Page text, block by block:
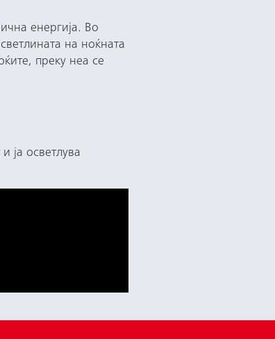
енергија. Во
на ноќната
преку неа се
ја осветлува